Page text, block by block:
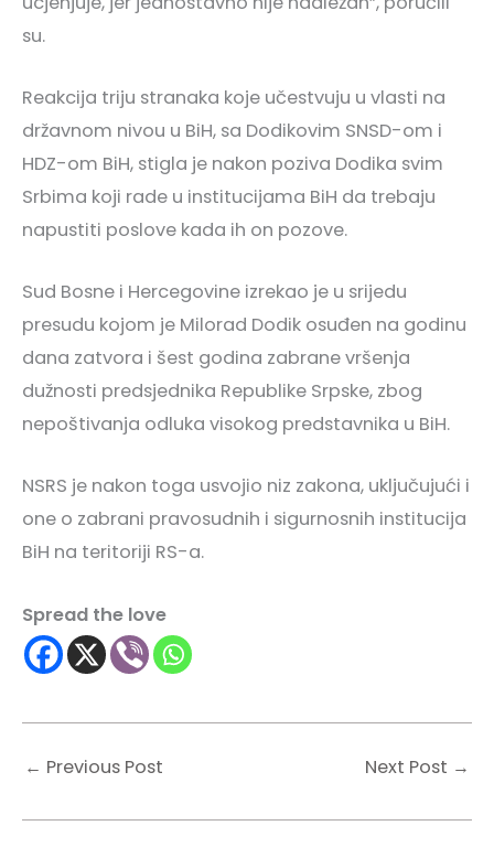
su.
Reakcija triju stranaka koje učestvuju u vlasti na
državnom nivou u BiH, sa Dodikovim SNSD-om i
HDZ-om BiH, stigla je nakon poziva Dodika svim
Srbima koji rade u institucijama BiH da trebaju
napustiti poslove kada ih on pozove.
Sud Bosne i Hercegovine izrekao je u srijedu
presudu kojom je Milorad Dodik osuđen na godinu
dana zatvora i šest godina zabrane vršenja
dužnosti predsjednika Republike Srpske, zbog
nepoštivanja odluka visokog predstavnika u BiH.
NSRS je nakon toga usvojio niz zakona, uključujući i
one o zabrani pravosudnih i sigurnosnih institucija
BiH na teritoriji RS-a.
Spread the love
← Previous Post Next Post →